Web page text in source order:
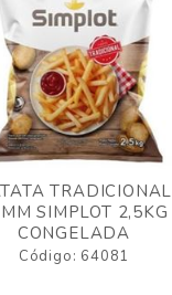
TRADICIONAL
SIMPLOT 2,5KG
CONGELADA
Código: 64081